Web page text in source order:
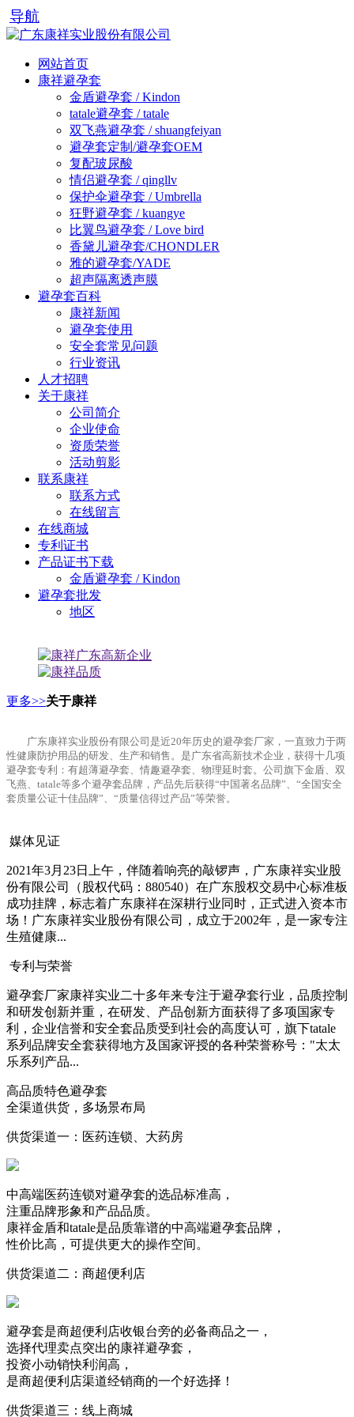
导航
网站首页
康祥避孕套
金盾避孕套 / Kindon
tatale避孕套 / tatale
双飞燕避孕套 / shuangfeiyan
避孕套定制/避孕套OEM
复配玻尿酸
情侣避孕套 / qingllv
保护伞避孕套 / Umbrella
狂野避孕套 / kuangye
比翼鸟避孕套 / Love bird
香黛儿避孕套/CHONDLER
雅的避孕套/YADE
超声隔离透声膜
避孕套百科
康祥新闻
避孕套使用
安全套常见问题
行业资讯
人才招聘
关于康祥
公司简介
企业使命
资质荣誉
活动剪影
联系康祥
联系方式
在线留言
在线商城
专利证书
产品证书下载
金盾避孕套 / Kindon
避孕套批发
地区
更多>>关于康祥
广东康祥实业股份有限公司是近20年历史的避孕套厂家，一直致力于两
性健康防护用品的研发、生产和销售。是广东省高新技术企业，获得十几项
避孕套专利：有超薄避孕套、情趣避孕套、物理延时套。公司旗下金盾、双
飞燕、tatale等多个避孕套品牌，产品先后获得“中国著名品牌”、“全国安全
套质量公证十佳品牌”、“质量信得过产品”等荣誉。
媒体见证
2021年3月23日上午，伴随着响亮的敲锣声，广东康祥实业股
份有限公司（股权代码：880540）在广东股权交易中心标准板
成功挂牌，标志着广东康祥在深耕行业同时，正式进入资本市
场！广东康祥实业股份有限公司，成立于2002年，是一家专注
生殖健康...
专利与荣誉
避孕套厂家康祥实业二十多年来专注于避孕套行业，品质控制
和研发创新并重，在研发、产品创新方面获得了多项国家专
利，企业信誉和安全套品质受到社会的高度认可，旗下tatale
系列品牌安全套获得地方及国家评授的各种荣誉称号："太太
乐系列产品...
高品质特色避孕套
全渠道供货，多场景布局
供货渠道一： 医药连锁、大药房
中高端医药连锁对避孕套的选品标准高，
注重品牌形象和产品品质。
康祥金盾和tatale是品质靠谱的中高端避孕套品牌，
性价比高，可提供更大的操作空间。
供货渠道二： 商超便利店
避孕套是商超便利店收银台旁的必备商品之一，
选择代理卖点突出的康祥避孕套，
投资小动销快利润高，
是商超便利店渠道经销商的一个好选择！
供货渠道三： 线上商城